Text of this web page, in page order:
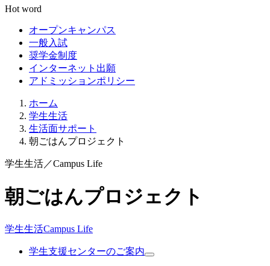
Hot word
オープンキャンパス
一般入試
奨学金制度
インターネット出願
アドミッションポリシー
ホーム
学生生活
生活面サポート
朝ごはんプロジェクト
学生生活／Campus Life
朝ごはんプロジェクト
学生生活Campus Life
学生支援センターのご案内